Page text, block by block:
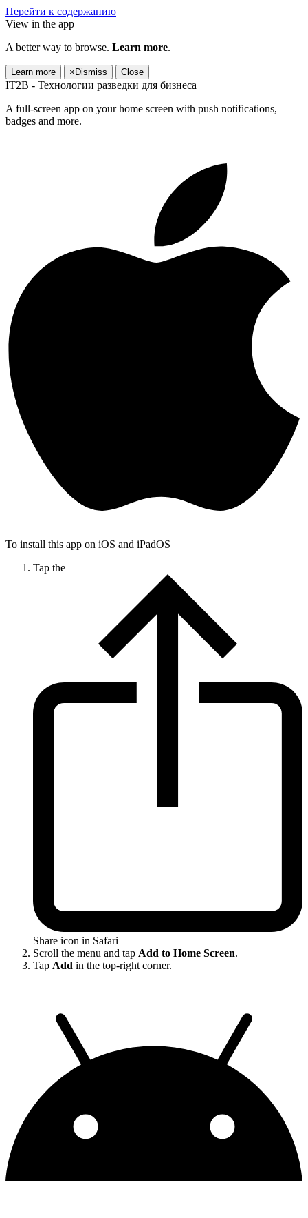
Перейти к содержанию
View in the app
A better way to browse. Learn more.
Learn more × Dismiss Close
IT2B - Технологии разведки для бизнеса
A full-screen app on your home screen with push notifications,
badges and more.
To install this app on iOS and iPadOS
Tap the
Share icon in Safari
Scroll the menu and tap Add to Home Screen.
Tap Add in the top-right corner.